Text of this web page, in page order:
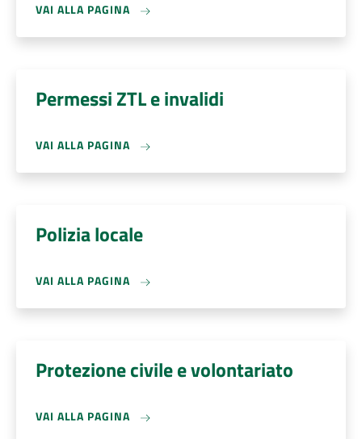
VAI ALLA PAGINA
Permessi ZTL e invalidi
VAI ALLA PAGINA
Polizia locale
VAI ALLA PAGINA
Protezione civile e volontariato
VAI ALLA PAGINA